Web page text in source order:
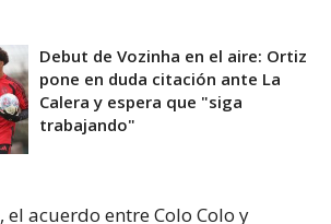
Debut de Vozinha en el aire: Ortiz
pone en duda citación ante La
Calera y espera que "siga
trabajando"
, el acuerdo entre Colo Colo y